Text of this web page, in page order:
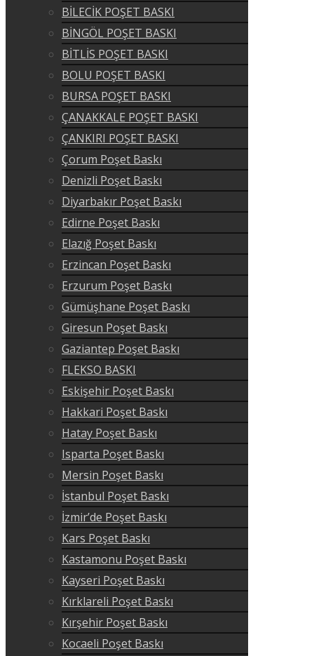
BİLECİK POŞET BASKI
BİNGÖL POŞET BASKI
BİTLİS POŞET BASKI
BOLU POŞET BASKI
BURSA POŞET BASKI
ÇANAKKALE POŞET BASKI
ÇANKIRI POŞET BASKI
Çorum Poşet Baskı
Denizli Poşet Baskı
Diyarbakır Poşet Baskı
Edirne Poşet Baskı
Elazığ Poşet Baskı
Erzincan Poşet Baskı
Erzurum Poşet Baskı
Gümüşhane Poşet Baskı
Giresun Poşet Baskı
Gaziantep Poşet Baskı
FLEKSO BASKI
Eskişehir Poşet Baskı
Hakkari Poşet Baskı
Hatay Poşet Baskı
Isparta Poşet Baskı
Mersin Poşet Baskı
İstanbul Poşet Baskı
İzmir’de Poşet Baskı
Kars Poşet Baskı
Kastamonu Poşet Baskı
Kayseri Poşet Baskı
Kırklareli Poşet Baskı
Kırşehir Poşet Baskı
Kocaeli Poşet Baskı